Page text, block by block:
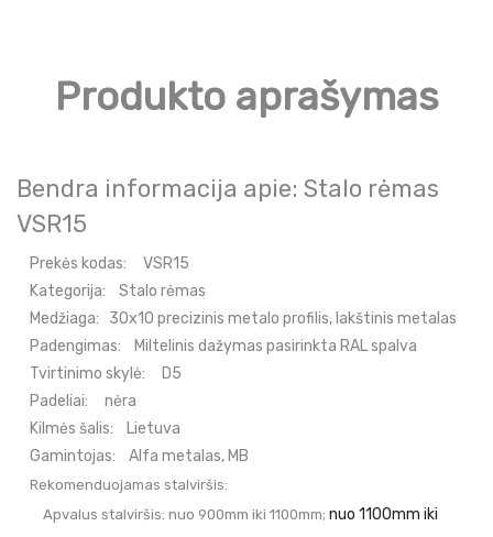
Produkto aprašymas
Bendra informacija apie: Stalo rėmas
VSR15
Prekės kodas:
VSR15
Kategorija: Stalo rėmas
Medžiaga:
30x10 precizinis metalo profilis, lakštinis metalas
Padengimas:
Miltelinis dažymas pasirinkta RAL spalva
Tvirtinimo skylė:
D5
Padeliai: nėra
Kilmės šalis:
Lietuva
Gamintojas:
Alfa metalas, MB
Rekomenduojamas stalviršis:
Apvalus stalviršis: nuo 900mm iki 1100mm; nuo 1100mm iki